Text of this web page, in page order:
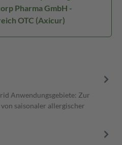
Pharma GmbH -
OTC (Axicur)
Anwendungsgebiete: Zur
saisonaler allergischer